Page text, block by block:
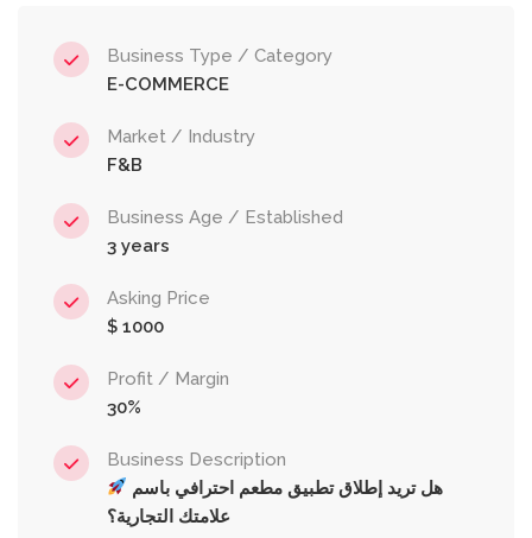
Business Type / Category
E-COMMERCE
Market / Industry
F&B
Business Age / Established
3 years
Asking Price
$ 1000
Profit / Margin
30%
Business Description
علامتك التجارية؟